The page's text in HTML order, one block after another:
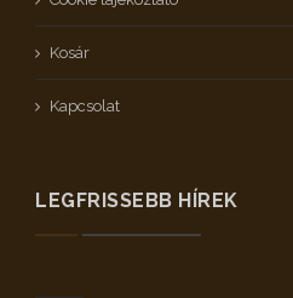
Kosár
Kapcsolat
LEGFRISSEBB HÍREK